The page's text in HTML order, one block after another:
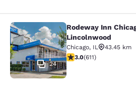
Rodeway Inn
24
Rodeway Inn
Lincolnwood
Chicago, IL
43.45 km
Calificación de 2.98
3.0(611)